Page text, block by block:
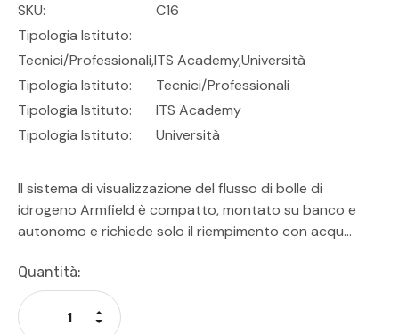
SKU:
C16
Tipologia Istituto:
Tecnici/professionali,ITS Academy,Università
Tipologia Istituto:
Tecnici/Professionali
Tipologia Istituto:
ITS Academy
Tipologia Istituto:
Università
Il sistema di visualizzazione del flusso di bolle di
idrogeno Armfield è compatto, montato su banco e
autonomo e richiede solo il riempimento con acqu…
Disponibilità
Attuale:
Quantità:
Diminuisci La Quantità Di Undefined
Aumenta La Quantità Di Undefined